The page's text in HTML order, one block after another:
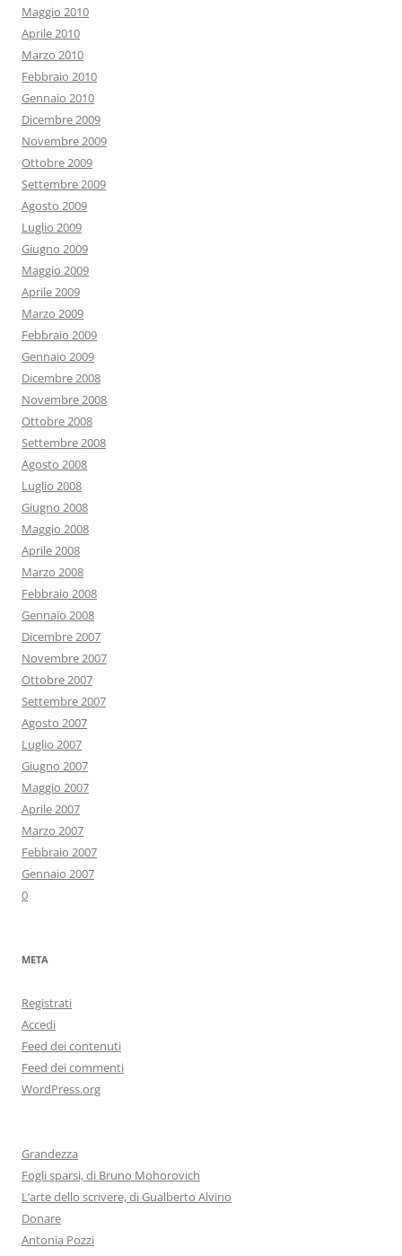
Maggio 2010
Aprile 2010
Marzo 2010
Febbraio 2010
Gennaio 2010
Dicembre 2009
Novembre 2009
Ottobre 2009
Settembre 2009
Agosto 2009
Luglio 2009
Giugno 2009
Maggio 2009
Aprile 2009
Marzo 2009
Febbraio 2009
Gennaio 2009
Dicembre 2008
Novembre 2008
Ottobre 2008
Settembre 2008
Agosto 2008
Luglio 2008
Giugno 2008
Maggio 2008
Aprile 2008
Marzo 2008
Febbraio 2008
Gennaio 2008
Dicembre 2007
Novembre 2007
Ottobre 2007
Settembre 2007
Agosto 2007
Luglio 2007
Giugno 2007
Maggio 2007
Aprile 2007
Marzo 2007
Febbraio 2007
Gennaio 2007
0
META
Registrati
Accedi
Feed dei contenuti
Feed dei commenti
WordPress.org
Grandezza
Fogli sparsi, di Bruno Mohorovich
L’arte dello scrivere, di Gualberto Alvino
Donare
Antonia Pozzi